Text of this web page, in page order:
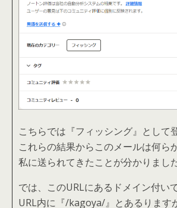
こちらでは『フィッシング』として
これらの結果からこのメールは何ら
私に送られてきたことが分かりました
では、このURLにあるドメイン付い
URL内に『/kagoya/』とあるります